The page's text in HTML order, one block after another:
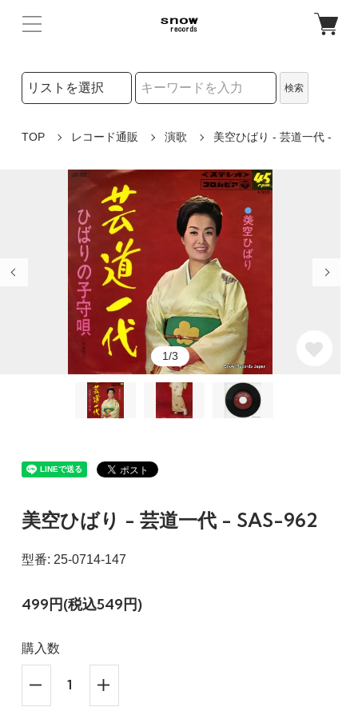
検索リストの選択
検索
TOP レコード通販 演歌 美空ひばり - 芸道一代 -
1/3
美空ひばり - 芸道一代 - SAS-962
型番: 25-0714-147
499円(税込549円)
購入数